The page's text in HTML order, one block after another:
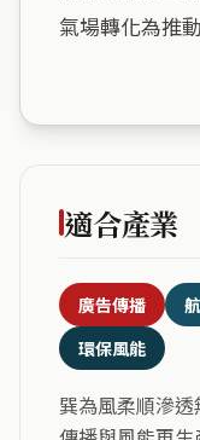
氣場轉化為推
適合產業
廣告傳播
環保風能
巽為風柔順滲